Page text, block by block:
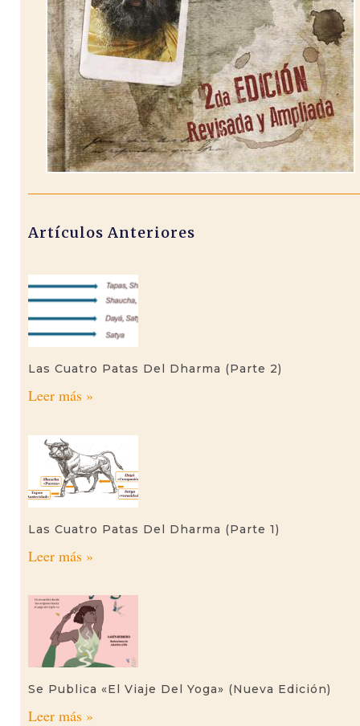
Artículos Anteriores
Las Cuatro Patas Del Dharma (parte 2)
Leer más »
Las Cuatro Patas Del Dharma (parte 1)
Leer más »
Se Publica «El Viaje Del Yoga» (nueva Edición)
Leer más »